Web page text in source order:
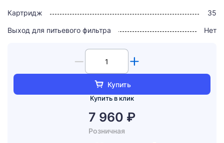
Картридж 35
Выход для питьевого фильтра Нет
Купить
Купить в клик
7 960 ₽
Розничная